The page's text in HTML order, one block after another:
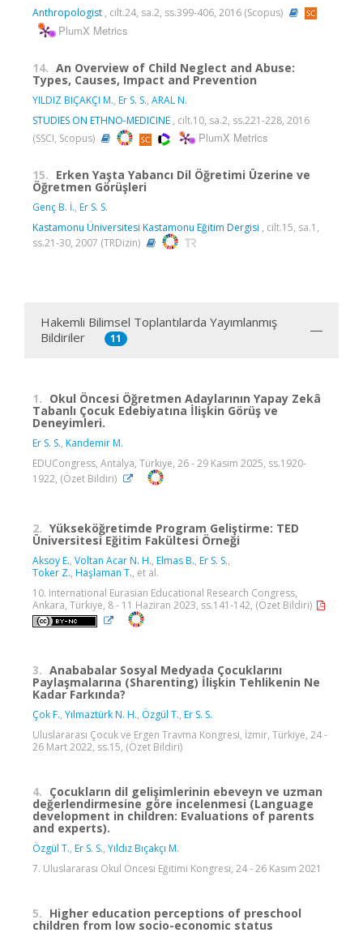
Anthropologist , cilt.24, sa.2, ss.399-406, 2016 (Scopus)
PlumX Metrics
14. An Overview of Child Neglect and Abuse:
Types, Causes, Impact and Prevention
YILDIZ BIÇAKÇI M., Er S. S., ARAL N.
STUDIES ON ETHNO-MEDICINE , cilt.10, sa.2, ss.221-228, 2016
(SSCI, Scopus)
PlumX Metrics
15. Erken Yaşta Yabancı Dil Öğretimi Üzerine ve
Öğretmen Görüşleri
Genç B. İ., Er S. S.
Kastamonu Üniversitesi Kastamonu Eğitim Dergisi , cilt.15, sa.1,
ss.21-30, 2007 (TRDizin)
Hakemli Bilimsel Toplantılarda Yayımlanmış
Bildiriler
11
1. Okul Öncesi Öğretmen Adaylarının Yapay Zekâ
Tabanlı Çocuk Edebiyatına İlişkin Görüş ve
Deneyimleri.
Er S. S., Kandemir M.
EDUCongress, Antalya, Türkiye, 26 - 29 Kasım 2025, ss.1920-
1922, (Özet Bildiri)
2. Yükseköğretimde Program Geliştirme: TED
Üniversitesi Eğitim Fakültesi Örneği
Aksoy E., Voltan Acar N. H., Elmas B., Er S. S.,
Toker Z., Haşlaman T., et al.
10. International Eurasian Educational Research Congress,
Ankara, Türkiye, 8 - 11 Haziran 2023, ss.141-142, (Özet Bildiri)
3. Anababalar Sosyal Medyada Çocuklarını
Paylaşmalarına (Sharenting) İlişkin Tehlikenin Ne
Kadar Farkında?
Çok F., Yılmaztürk N. H., Özgül T., Er S. S.
Uluslararası Çocuk ve Ergen Travma Kongresi, İzmir, Türkiye, 24 -
26 Mart 2022, ss.15, (Özet Bildiri)
4. Çocukların dil gelişimlerinin ebeveyn ve uzman
değerlendirmesine göre incelenmesi (Language
development in children: Evaluations of parents
and experts).
Özgül T., Er S. S., Yıldız Bıçakçı M.
7. Uluslararası Okul Öncesi Eğitimi Kongresi, 24 - 26 Kasım 2021
5. Higher education perceptions of preschool
children from low socio-economic status